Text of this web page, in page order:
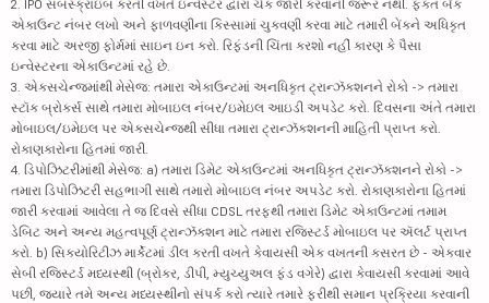
2. IPO સબસ્ક્રાઇબ કરતી વખતે ઇન્વેસ્ટર દ્વારા ચેક જારી કરવાની જરૂર નથી. ફક્ત બેંક
એકાઉન્ટ નંબર લખો અને ફાળવણીના કિસ્સામાં ચુકવણી કરવા માટે તમારી બેંકને અધિકૃત
કરવા માટે અરજી ફોર્મમાં સાઇન ઇન કરો. રિફંડની ચિંતા કરશો નહીં કારણ કે પૈસા
ઇન્વેસ્ટરના એકાઉન્ટમાં રહે છે.
3. એક્સચેન્જમાંથી મેસેજ: તમારા એકાઉન્ટમાં અનધિકૃત ટ્રાન્ઝૅક્શનને રોકો -> તમારા
સ્ટૉક બ્રોકર્સ સાથે તમારા મોબાઇલ નંબર/ઇમેઇલ આઇડી અપડેટ કરો. દિવસના અંતે તમારા
મોબાઇલ/ઇમેઇલ પર એક્સચેન્જથી સીધા તમારા ટ્રાન્ઝૅક્શનની માહિતી પ્રાપ્ત કરો.
રોકાણકારોના હિતમાં જારી.
4. ડિપોઝિટરીમાંથી મેસેજ: a) તમારા ડિમેટ એકાઉન્ટમાં અનધિકૃત ટ્રાન્ઝૅક્શનને રોકો ->
તમારા ડિપોઝિટરી સહભાગી સાથે તમારો મોબાઇલ નંબર અપડેટ કરો. રોકાણકારોના હિતમાં
જારી કરવામાં આવેલા તે જ દિવસે સીધા CDSL તરફથી તમારા ડિમેટ એકાઉન્ટમાં તમામ
ડેબિટ અને અન્ય મહત્વપૂર્ણ ટ્રાન્ઝૅક્શન માટે તમારા રજિસ્ટર્ડ મોબાઇલ પર ઍલર્ટ પ્રાપ્ત
કરો. b) સિક્યોરિટીઝ માર્કેટમાં ડીલ કરતી વખતે કેવાયસી એક વખતની કસરત છે - એકવાર
સેબી રજિસ્ટર્ડ મધ્યસ્થી (બ્રોકર, ડીપી, મ્યુચ્યુઅલ ફંડ વગેરે) દ્વારા કેવાયસી કરવામાં આવે
પછી, જ્યારે તમે અન્ય મધ્યસ્થીનો સંપર્ક કરો ત્યારે તમારે ફરીથી સમાન પ્રક્રિયા કરવાની